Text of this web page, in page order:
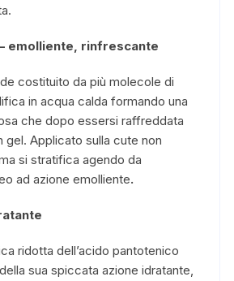
emolliente, rinfrescante
costituito da più molecole di
in acqua calda formando una
che dopo essersi raffreddata
gel. Applicato sulla cute non
si stratifica agendo da
ad azione emolliente.
ridotta dell’acido pantotenico
sua spiccata azione idratante,